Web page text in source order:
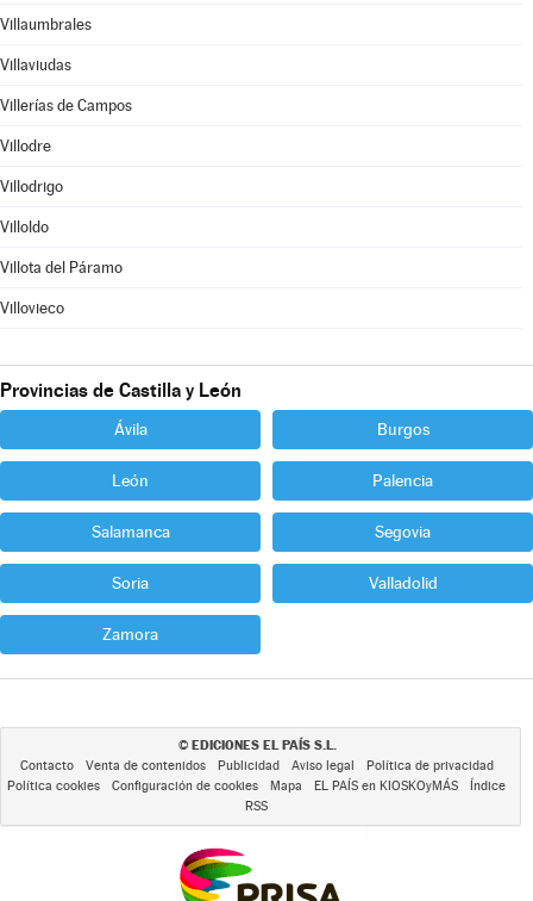
Villaumbrales
Villaviudas
Villerías de Campos
Villodre
Villodrigo
Villoldo
Villota del Páramo
Villovieco
Provincias de Castilla y León
Ávila Burgos
León Palencia
Salamanca Segovia
Soria Valladolid
Zamora
© EDICIONES EL PAÍS S.L.
Contacto Venta de contenidos Publicidad Aviso legal
Política de privacidad
Política cookies
Configuración de cookies Mapa EL PAÍS en KIOSKOyMÁS
Índice
RSS